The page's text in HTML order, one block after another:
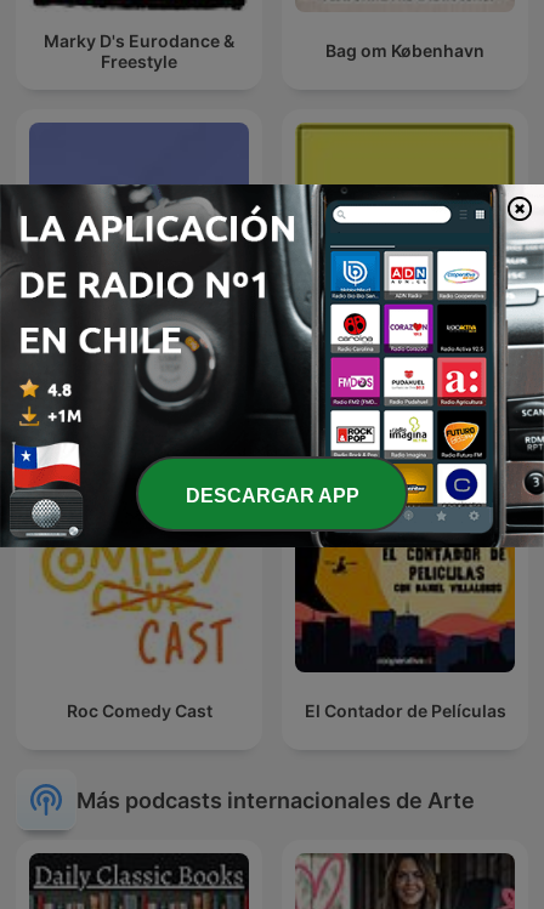
Marky D's Eurodance &
Freestyle
Bag om København
Terapia Chilensis Audiolibros Por qué leer
Roc Comedy Cast El Contador de Películas
Más podcasts internacionales de Arte
DESCARGAR APP